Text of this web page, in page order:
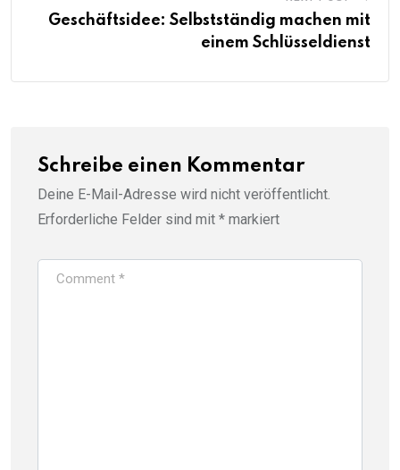
Geschäftsidee: Selbstständig machen mit
einem Schlüsseldienst
Schreibe einen Kommentar
Deine E-Mail-Adresse wird nicht veröffentlicht.
Erforderliche Felder sind mit * markiert